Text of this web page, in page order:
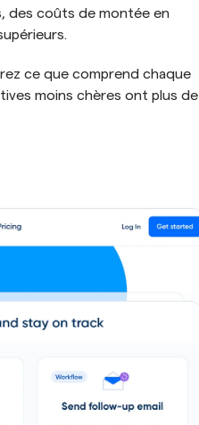
des coûts de montée en
ce que comprend chaque
moins chères ont plus de